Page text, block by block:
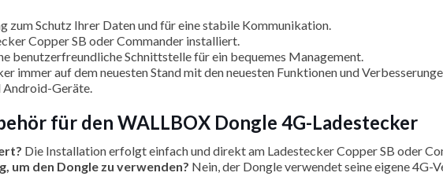
zum Schutz Ihrer Daten und für eine stabile Kommunikation.
Copper SB oder Commander installiert.
benutzerfreundliche Schnittstelle für ein bequemes Management.
immer auf dem neuesten Stand mit den neuesten Funktionen und
Android-Geräte.
für den WALLBOX Dongle 4G-Ladestecker
Die Installation erfolgt einfach und direkt am Ladestecker Copper SB oder
um den Dongle zu verwenden? Nein, der Dongle verwendet seine eigene